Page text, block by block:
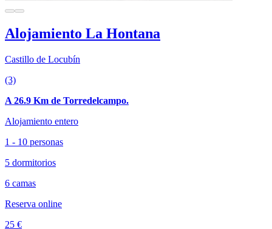
Alojamiento La Hontana
Castillo de Locubín
(3)
A 26.9 Km de Torredelcampo.
Alojamiento entero
1 - 10 personas
5 dormitorios
6 camas
Reserva online
25 €